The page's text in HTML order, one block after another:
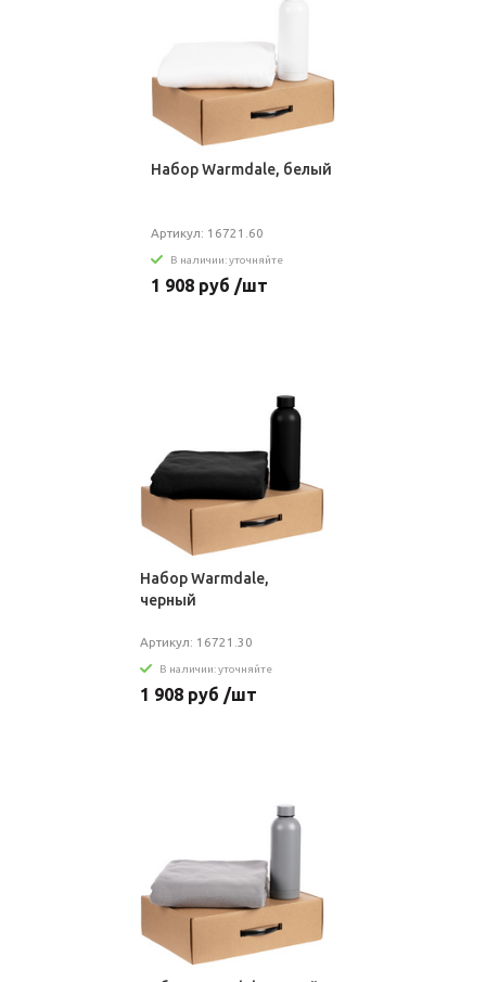
Набор Warmdale, белый
Артикул: 16721.60
В наличии: уточняйте
1 908 руб /шт
Набор Warmdale,
черный
Артикул: 16721.30
В наличии: уточняйте
1 908 руб /шт